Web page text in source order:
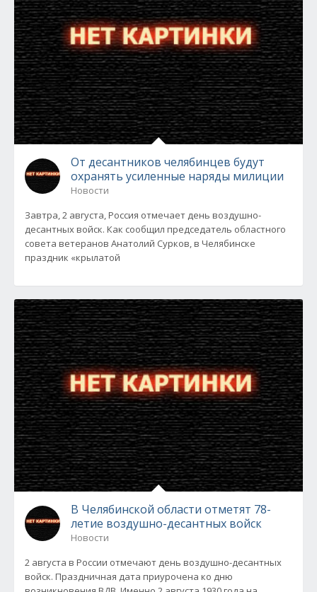
От десантников челябинцев будут
охранять усиленные наряды милиции
Новости
Завтра, 2 августа, Россия отмечает день воздушно-
десантных войск. Как сообщил председатель областного
совета ветеранов Анатолий Сурков, в Челябинске
праздник «крылатой
В Челябинской области отметят 78-
летие воздушно-десантных войск
Новости
2 августа в России отмечают день воздушно-десантных
войск. Праздничная дата приурочена ко дню